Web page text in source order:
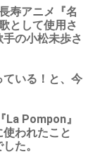
寿アニメ『名
として使用さ
の小松未歩さ
いる！と、今
Pompon』
われたこと
た。